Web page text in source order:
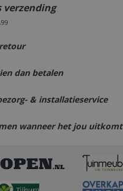
verzending
dan betalen
& installatieservice
wanneer het jou uitkomt